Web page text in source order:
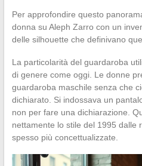
Per approfondire questo
donna su Aleph Zarro con un
delle silhouette che definivano
La particolarità del guardaroba
di genere come oggi. Le donne
guardaroba maschile senza che
dichiarato. Si indossava un
non per fare una dichiarazione.
nettamente lo stile del 1995 dalle
spesso più concettualizzate.